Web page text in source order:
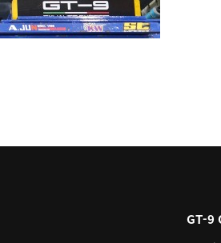
GT-9